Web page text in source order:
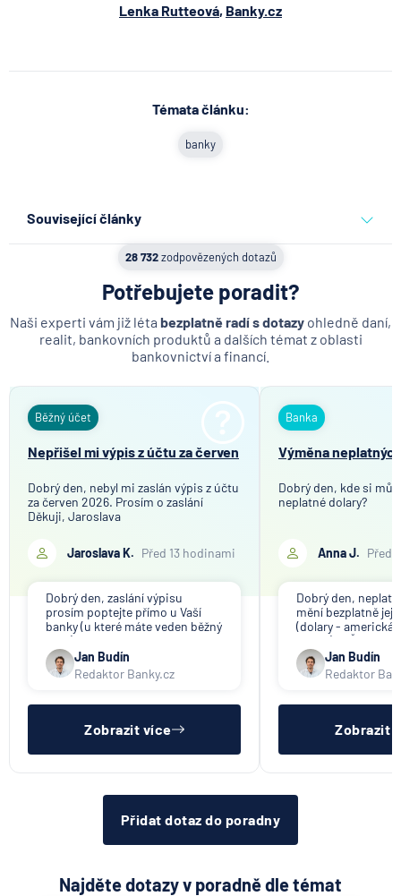
Lenka Rutteová, Banky.cz
Témata článku:
banky
Související články
Jak propojit firemní karty s
účetnictvím a omezit
administrativu
4.8.2026 Běžný účet
challenge u prop firem a
získat funding
darem
4.8.2026 Daně
Co se mění v Air Bank u
plateb, spoření a reklamací
Zobrazit všechny články
28 732zodpovězených dotazů
Potřebujete poradit?
Naši experti vám již léta bezplatně radí s dotazy ohledně daní,
realit, bankovních produktů a dalších témat z oblasti
bankovnictví a financí.
Běžný účet
Nepřišel mi výpis z účtu za červen
Dobrý den, nebyl mi zaslán výpis z účtu
za červen 2026. Prosím o zaslání
Děkuji, Jaroslava
Jaroslava K. Před 13 hodinami
Dobrý den, zaslání výpisu
prosím poptejte přímo u Vaší
banky (u které máte veden běžný
účet).
Jan Budín
Redaktor Banky.cz
Zobrazit více
Banka
Výměna
Dobrý den, kde si
neplatné dolary?
Anna J. Před
Dobrý den,
mění bezplatně
(dolary - americká
banka). V ČR
nenabízí (ani na
Jan Budín
Redaktor
Zobrazit
Přidat dotaz do poradny
Najděte dotazy v poradně dle témat